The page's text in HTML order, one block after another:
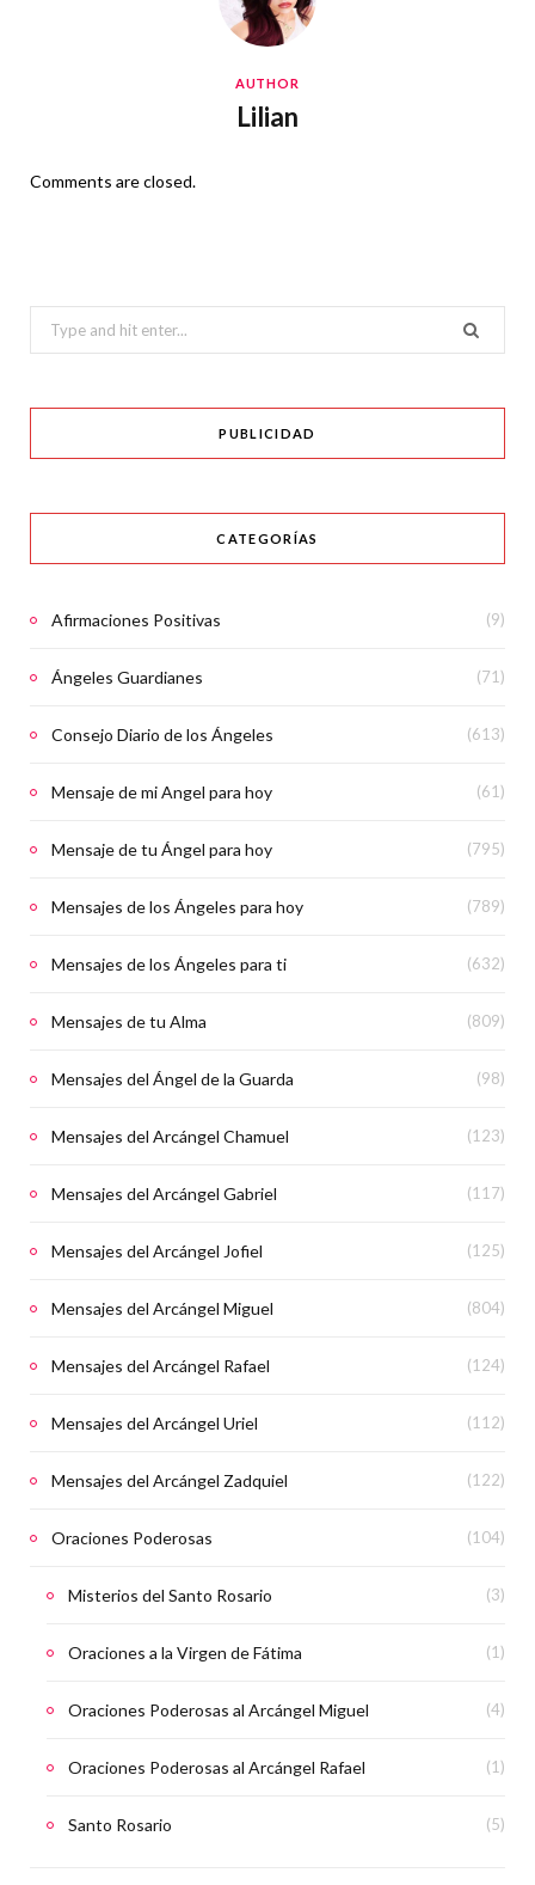
AUTHOR
Lilian
Comments are closed.
Search
for:
PUBLICIDAD
CATEGORÍAS
Afirmaciones Positivas (9)
Ángeles Guardianes (71)
Consejo Diario de los Ángeles (613)
Mensaje de mi Angel para hoy (61)
Mensaje de tu Ángel para hoy (795)
Mensajes de los Ángeles para hoy (789)
Mensajes de los Ángeles para ti (632)
Mensajes de tu Alma (809)
Mensajes del Ángel de la Guarda (98)
Mensajes del Arcángel Chamuel (123)
Mensajes del Arcángel Gabriel (117)
Mensajes del Arcángel Jofiel (125)
Mensajes del Arcángel Miguel (804)
Mensajes del Arcángel Rafael (124)
Mensajes del Arcángel Uriel (112)
Mensajes del Arcángel Zadquiel (122)
Oraciones Poderosas (104)
Misterios del Santo Rosario (3)
Oraciones a la Virgen de Fátima (1)
Oraciones Poderosas al Arcángel Miguel (4)
Oraciones Poderosas al Arcángel Rafael (1)
Santo Rosario (5)